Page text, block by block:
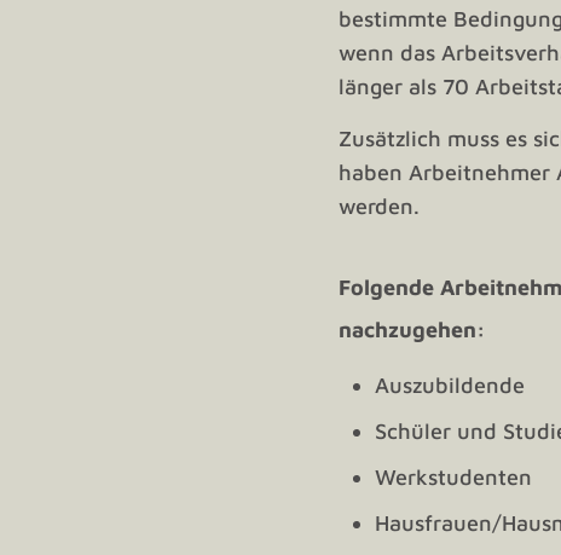
bestimmte
wenn das
länger als 70
Zusätzlich muss es
haben Arbeitnehmer
werden.
Folgende
nachzugehen:
Auszubildende
Schüler und
Werkstudenten
Hausfrauen/